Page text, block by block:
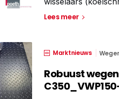
waarin
Lees meer
Marktnieuws
Robuust